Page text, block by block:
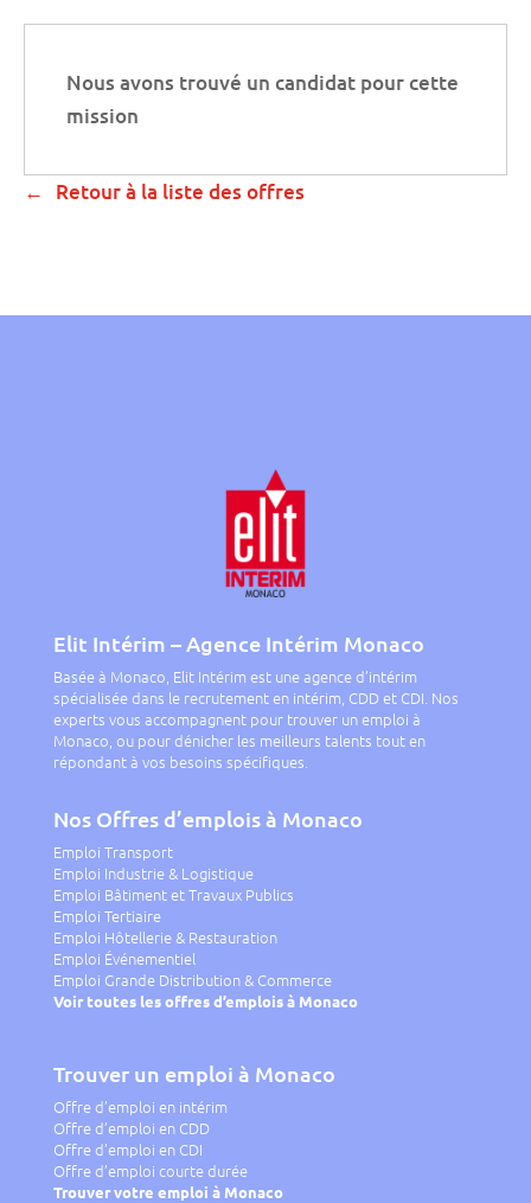
Nous avons trouvé un candidat pour cette
mission
Retour à la liste des offres
Elit Intérim – Agence Intérim Monaco
Basée à Monaco, Elit Intérim est une agence d’intérim
spécialisée dans le recrutement en intérim, CDD et CDI. Nos
experts vous accompagnent pour trouver un emploi à
Monaco, ou pour dénicher les meilleurs talents tout en
répondant à vos besoins spécifiques.
Nos Offres d’emplois à Monaco
Emploi Transport
Emploi Industrie & Logistique
Emploi Bâtiment et Travaux Publics
Emploi Tertiaire
Emploi Hôtellerie & Restauration
Emploi Événementiel
Emploi Grande Distribution & Commerce
Voir toutes les offres d’emplois à Monaco
Trouver un emploi à Monaco
Offre d’emploi en intérim
Offre d’emploi en CDD
Offre d’emploi en CDI
Offre d’emploi courte durée
Trouver votre emploi à Monaco